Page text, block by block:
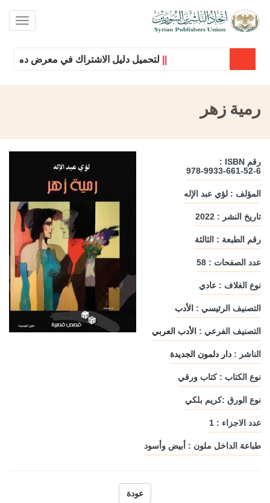
لتحميل دليل الاشتراك في معرض دمشق
رمية زهر
رقم ISBN :
978-9933-661-52-6
المؤلف : لؤي عبد الإله
تاريخ النشر : 2022
رقم الطبعة : الثالثة
عدد الصفحات : 58
نوع الغلاف : عادي
التصنيف الرئيسي : الأدب
التصنيف الفرعي : الأدب العربي
الناشر : دار دلمون الجديدة
نوع الكتاب : كتاب ورقي
نوع الورق :كريم بلكي
عدد الاجزاء : 1
طباعة الداخل ملون : أبيض وأسود
عودة